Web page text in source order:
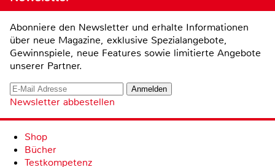
Abonniere den Newsletter und erhalte Informationen
über neue Magazine, exklusive Spezialangebote,
Gewinnspiele, neue Features sowie limitierte Angebote
unserer Partner.
Newsletter abbestellen
Shop
Bücher
Testkompetenz